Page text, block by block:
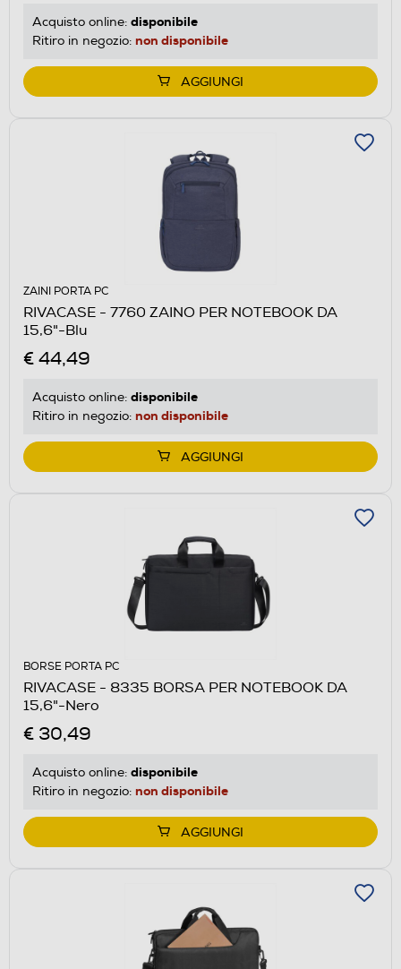
Acquisto online: disponibile
Ritiro in negozio: non disponibile
AGGIUNGI
ZAINI PORTA PC
RIVACASE - 7760 ZAINO PER NOTEBOOK DA
15,6"-Blu
€ 44,49
Acquisto online: disponibile
Ritiro in negozio: non disponibile
AGGIUNGI
BORSE PORTA PC
RIVACASE - 8335 BORSA PER NOTEBOOK DA
15,6"-Nero
€ 30,49
Acquisto online: disponibile
Ritiro in negozio: non disponibile
AGGIUNGI